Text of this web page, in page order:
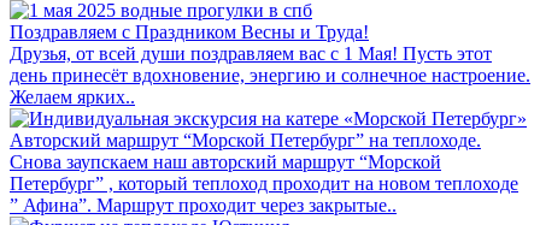
Поздравляем с Праздником Весны и Труда!
Друзья, от всей души поздравляем вас с 1 Мая! Пусть этот
день принесёт вдохновение, энергию и солнечное настроение.
Желаем ярких..
Авторский маршрут “Морской Петербург” на теплоходе.
Снова заупскаем наш авторский маршрут “Морской
Петербург” , который теплоход проходит на новом теплоходе
” Афина”. Маршрут проходит через закрытые..